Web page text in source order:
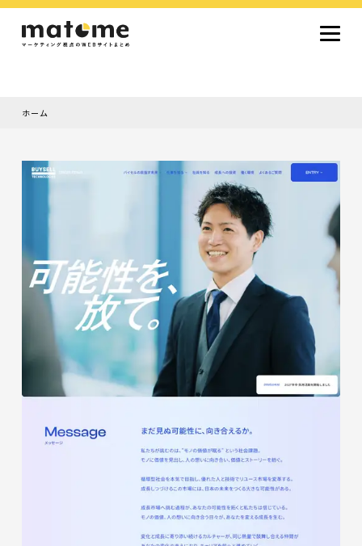
採用サイト
コーポレートサイト
オウンドメディア
ランディングページ
サービスサイト
Design
デザインから探す
Color
色から探す
カラフル・多色
シルバー・銀色
ゴールド・金色
パープル・紫色
ブラウン・茶色
グリーン・緑色
ブルー・青色
イエロー・黄色
オレンジ・橙色
レッド・赤色
ピンク・桃色
グレー・灰色
ブラック・黒色
ホワイト・白色
ライトブルー・水色
ネイビー・紺色
Service
ファッション・トレンド
デザイン・ブランディング
働き方・組織文化・価値観
生活・趣味
NPO・自治体・行政
銀行・金融・フィンテック
健康・フィットネス
車・バイク・乗り物
建築・不動産・空間デザイン
転職・求人
文化・伝統・アート
クリエイティブ・マーケティング
ペット・動物
美容・エステ
教育・子育て・スクール
レストラン・飲食・ウェディング
旅行・観光・ホテル・旅館
医療・介護・ヘルスケア
音楽・映像・エンタメ
IT・ツール・アプリ
農業・畜産・食品
製造・素材・化学
コンサルティング・投資
土木・建設・インフラ整備
デジタルマーケティング・広告
化粧品・美容製品
人材紹介・派遣
法律・会計・士業
製薬・バイオテクノロジー
ホーム